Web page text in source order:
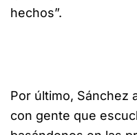
hechos”.
Por último, Sánchez
con gente que